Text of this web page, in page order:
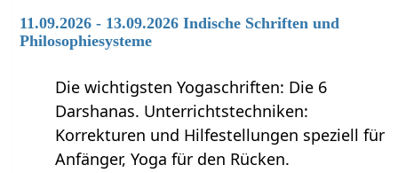
11.09.2026 - 13.09.2026 Indische Schriften und
Philosophiesysteme
Die wichtigsten Yogaschriften: Die 6
Darshanas. Unterrichtstechniken:
Korrekturen und Hilfestellungen speziell für
Anfänger, Yoga für den Rücken.